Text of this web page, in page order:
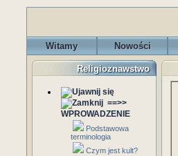
Witamy Nowości
Religioznawstwo
==>>
WPROWADZENIE
Podstawowa
terminologia
Czym jest kult?